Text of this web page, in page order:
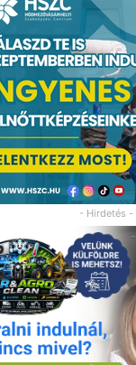
- Hirdetés -